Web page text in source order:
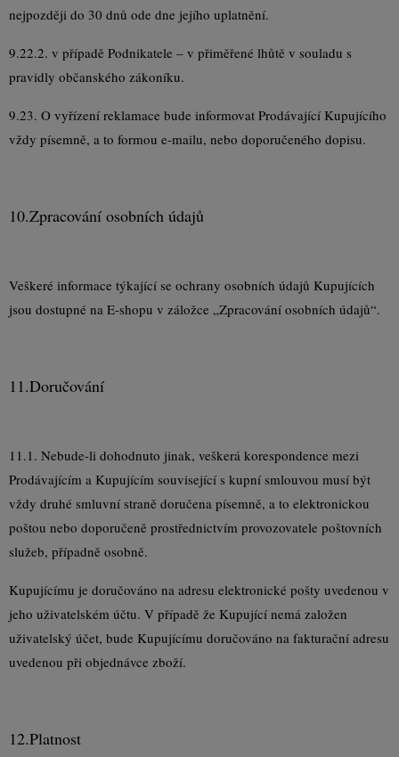
nejpozději do 30 dnů ode dne jejího uplatnění.
9.22.2. v případě Podnikatele – v přiměřené lhůtě v souladu s
pravidly občanského zákoníku.
9.23. O vyřízení reklamace bude informovat Prodávající Kupujícího
vždy písemně, a to formou e-mailu, nebo doporučeného dopisu.
10.Zpracování osobních údajů
Veškeré informace týkající se ochrany osobních údajů Kupujících
jsou dostupné na E-shopu v záložce „Zpracování osobních údajů“.
11.Doručování
11.1. Nebude-li dohodnuto jinak, veškerá korespondence mezi
Prodávajícím a Kupujícím související s kupní smlouvou musí být
vždy druhé smluvní straně doručena písemně, a to elektronickou
poštou nebo doporučeně prostřednictvím provozovatele poštovních
služeb, případně osobně.
Kupujícímu je doručováno na adresu elektronické pošty uvedenou v
jeho uživatelském účtu. V případě že Kupující nemá založen
uživatelský účet, bude Kupujícímu doručováno na fakturační adresu
uvedenou při objednávce zboží.
12.Platnost